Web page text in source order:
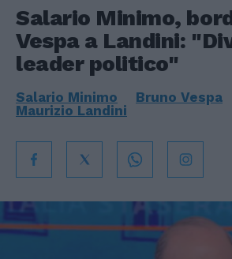
Salario Minimo,
Vespa a Landini:
leader politico"
Salario Minimo
Bruno Vespa
Maurizio Landini